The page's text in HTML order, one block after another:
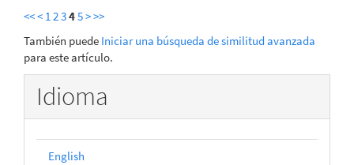
<<< 1 2345>>>
También puede Iniciar una búsqueda de similitud avanzada
para este artículo.
Idioma
English